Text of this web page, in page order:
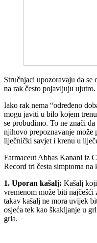
Stručnjaci upozoravaju da
na rak često pojavljuju ujutro.
Iako rak nema “određeno
mogu javiti u bilo kojem
se probudimo. To ne znači
njihovo prepoznavanje može
liječnički savjet i krenu u
Farmaceut Abbas Kanani iz
Record tri česta simptoma
1. Uporan kašalj: Kašalj
vremenom može biti
takav kašalj ne mora uvijek
osjeća tek kao škakljanje u
grla.